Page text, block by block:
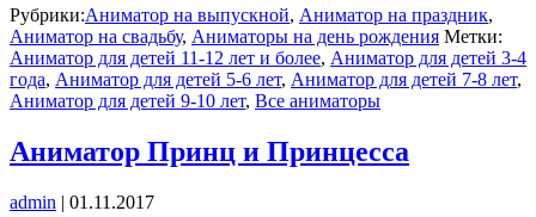
Рубрики:Аниматор на выпускной, Аниматор на праздник,
Аниматор на свадьбу, Аниматоры на день рождения Метки:
Аниматор для детей 11-12 лет и более, Аниматор для детей 3-4
года, Аниматор для детей 5-6 лет, Аниматор для детей 7-8 лет,
Аниматор для детей 9-10 лет, Все аниматоры
Аниматор Принц и Принцесса
admin | 01.11.2017